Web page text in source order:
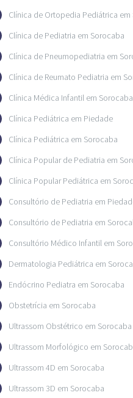
Clínica de Ortopedia Pediátrica em
Clínica de Pediatria em Sorocaba
Clínica de Pneumopediatria em
Clínica de Reumato Pediatria em
Clínica Médica Infantil em Sorocaba
Clínica Pediátrica em Piedade
Clínica Pediátrica em Sorocaba
Clínica Popular de Pediatria em
Clínica Popular Pediátrica em
Consultório de Pediatria em
Consultório de Pediatria em
Consultório Médico Infantil em
Dermatologia Pediátrica em
Endócrino Pediatra em Sorocaba
Obstetrícia em Sorocaba
Ultrassom Obstétrico em Sorocaba
Ultrassom Morfológico em
Ultrassom 4D em Sorocaba
Ultrassom 3D em Sorocaba